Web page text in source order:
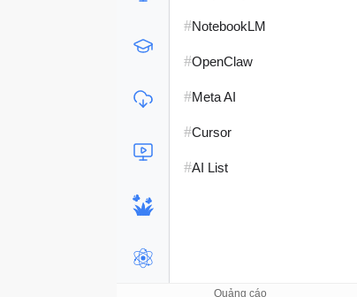
#NotebookLM
#OpenClaw
#Meta AI
#Cursor
#AI List